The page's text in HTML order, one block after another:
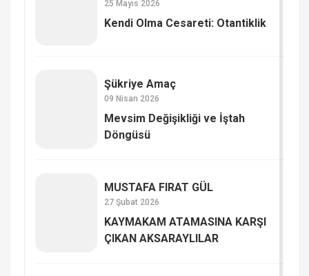
25 Mayıs 2026
Kendi Olma Cesareti: Otantiklik
Şükriye Amaç
09 Nisan 2026
Mevsim Değişikliği ve İştah
Döngüsü
MUSTAFA FIRAT GÜL
27 Şubat 2026
KAYMAKAM ATAMASINA KARŞI
ÇIKAN AKSARAYLILAR